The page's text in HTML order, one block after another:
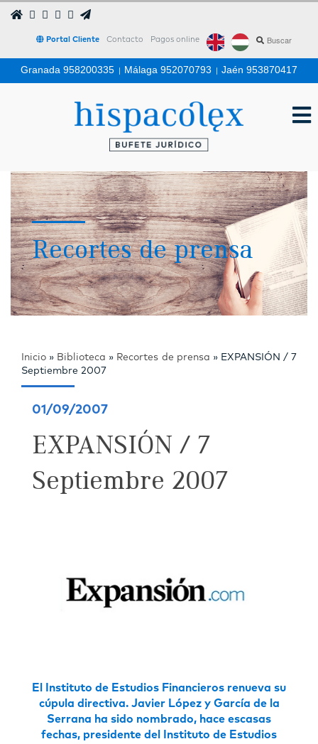
Portal Cliente Contacto Pagos online
Granada 958200335 | Málaga 952070793 | Jaén 953870417
Recortes de prensa
Inicio » Biblioteca » Recortes de prensa » EXPANSIÓN / 7
Septiembre 2007
01/09/2007
EXPANSIÓN / 7
Septiembre 2007
El Instituto de Estudios Financieros renueva su
cúpula directiva. Javier López y García de la
Serrana ha sido nombrado, hace escasas
fechas, presidente del Instituto de Estudios